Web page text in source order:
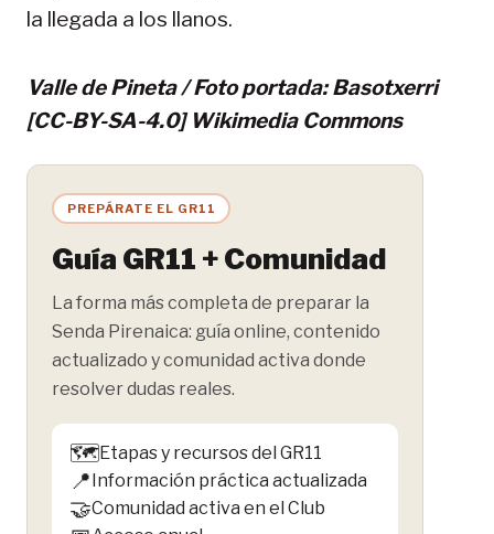
la llegada a los llanos.
Valle de Pineta / Foto portada: Basotxerri
[CC-BY-SA-4.0] Wikimedia Commons
PREPÁRATE EL GR11
Guía GR11 + Comunidad
La forma más completa de preparar la
Senda Pirenaica: guía online, contenido
actualizado y comunidad activa donde
resolver dudas reales.
🗺️Etapas y recursos del GR11
📍Información práctica actualizada
🤝Comunidad activa en el Club